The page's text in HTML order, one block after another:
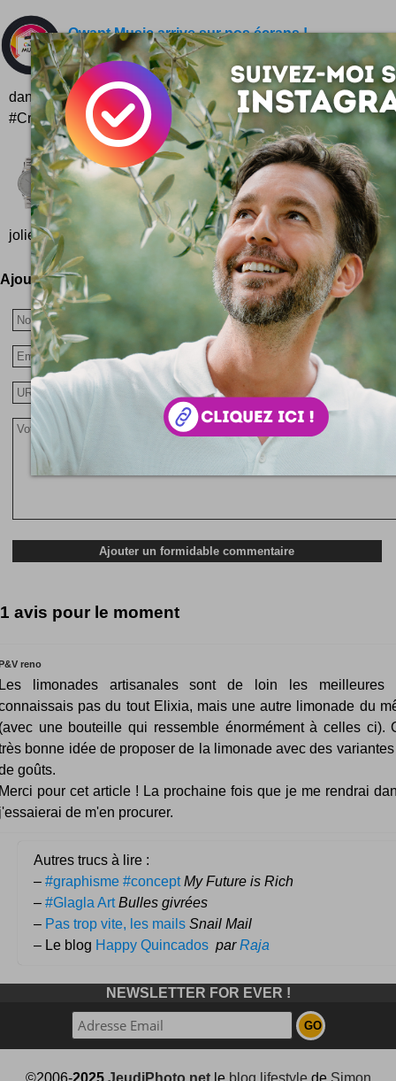
Qwant Music arrive sur nos écrans !
Le moteur de recherche qui monte vient
de Qwant Music, un espace de recherche dédié
dans toute sa splendeur ! L'annonce vient d'être faite en
#CrueParis sous le soleil timide de la French Riviera...
Komono Watches
Vous avez enfilé votre Komono ? Elle ne me quitte
rentrée, et s'agrippe même fermement à mon
jolie...
Ajoutez votre avis !
1 avis pour le moment
reno
limonades artisanales sont de loin les
pas du tout Elixia, mais une autre limonade du
une bouteille qui ressemble énormément à celles ci).
bonne idée de proposer de la limonade avec des
goûts.
pour cet article ! La prochaine fois que je me rendrai
de m'en procurer.
Autres trucs à lire :
– #graphisme #concept My Future is Rich
– #Glagla Art Bulles givrées
– Pas trop vite, les mails Snail Mail
– Le blog Happy Quincados parRaja
NEWSLETTER FOR EVER !
©2006-2025 JeudiPhoto.netle blog lifestylede Simon